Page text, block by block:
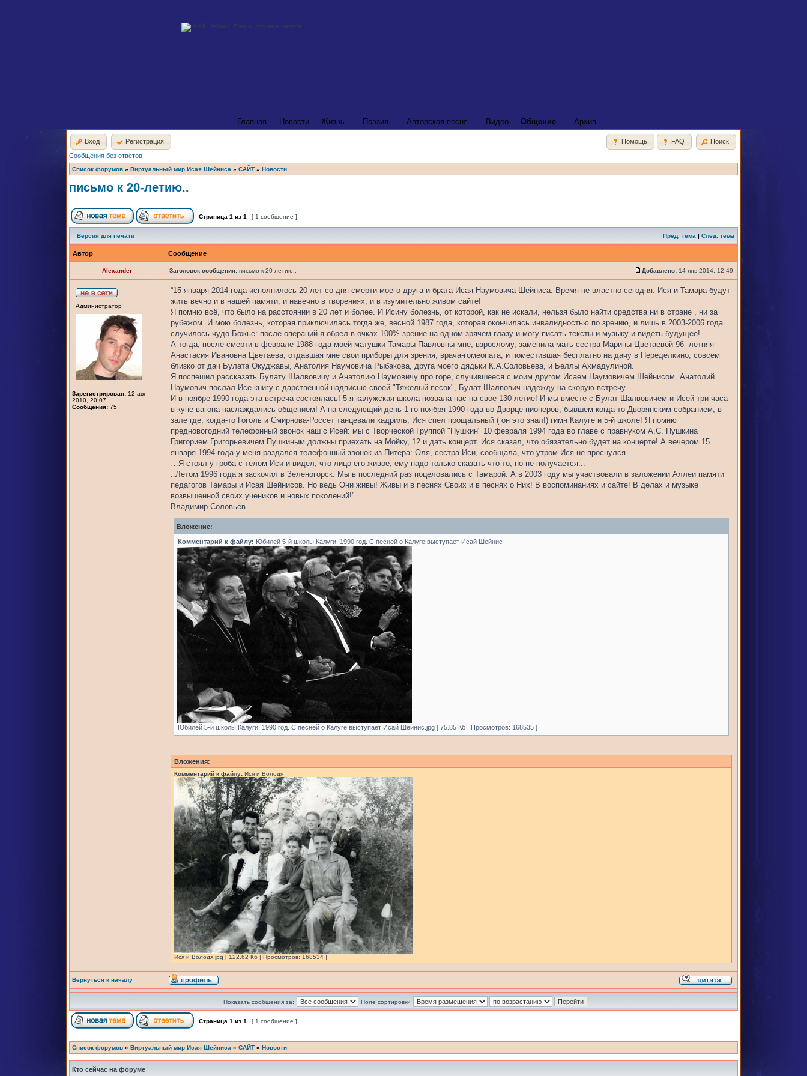
Главная Новости Жизнь Поэзия Авторская песня Видео Общение Архив
Вход Регистрация Помощь FAQ
Поиск
Сообщения без ответов
Список форумов » Виртуальный мир Исая Шейниса » САЙТ » Новости
письмо к 20-летию..
Страница 1 из 1 [ 1 сообщение ]
Версия для печати Пред. тема | След. тема
Автор Сообщение
Alexander Заголовок сообщения: письмо к 20-летию.. Добавлено: 14 янв 2014, 12:49
Администратор
Зарегистрирован: 12 авг
2010, 20:07
Сообщения: 75
“15 января 2014 года исполнилось 20 лет со дня смерти моего друга и брата Исая Наумовича Шейниса. Время не властно сегодня: Ися и Тамара будут
жить вечно и в нашей памяти, и навечно в творениях, и в изумительно живом сайте!
Я помню всё, что было на расстоянии в 20 лет и более. И Исину болезнь, от которой, как не искали, нельзя было найти средства ни в стране , ни за
рубежом. И мою болезнь, которая приключилась тогда же, весной 1987 года, которая окончилась инвалидностью по зрению, и лишь в 2003-2006 года
случилось чудо Божье: после операций я обрел в очках 100% зрение на одном зрячем глазу и могу писать тексты и музыку и видеть будущее!
А тогда, после смерти в феврале 1988 года моей матушки Тамары Павловны мне, взрослому, заменила мать сестра Марины Цветаевой 96 -летняя
Анастасия Ивановна Цветаева, отдавшая мне свои приборы для зрения, врача-гомеопата, и поместившая бесплатно на дачу в Переделкино, совсем
близко от дач Булата Окуджавы, Анатолия Наумовича Рыбакова, друга моего дядьки К.А.Соловьева, и Беллы Ахмадулиной.
Я поспешил рассказать Булату Шалвовичу и Анатолию Наумовичу про горе, случившееся с моим другом Исаем Наумовичем Шейнисом. Анатолий
Наумович послал Исе книгу с дарственной надписью своей "Тяжелый песок", Булат Шалвович надежду на скорую встречу.
И в ноябре 1990 года эта встреча состоялась! 5-я калужская школа позвала нас на свое 130-летие! И мы вместе с Булат Шалвовичем и Исей три часа
в купе вагона наслаждались общением! А на следующий день 1-го ноября 1990 года во Дворце пионеров, бывшем когда-то Дворянским собранием, в
зале где, когда-то Гоголь и Смирнова-Россет танцевали кадриль, Ися спел прощальный ( он это знал!) гимн Калуге и 5-й школе! Я помню
предновогодний телефонный звонок наш с Исей: мы с Творческой Группой "Пушкин" 10 февраля 1994 года во главе с правнуком А.С. Пушкина
Григорием Григорьевичем Пушкиным должны приехать на Мойку, 12 и дать концерт. Ися сказал, что обязательно будет на концерте! А вечером 15
января 1994 года у меня раздался телефонный звонок из Питера: Оля, сестра Иси, сообщала, что утром Ися не проснулся..
…Я стоял у гроба с телом Иси и видел, что лицо его живое, ему надо только сказать что-то, но не получается...
..Летом 1996 года я заскочил в Зеленогорск. Мы в последний раз поцеловались с Тамарой. А в 2003 году мы участвовали в заложении Аллеи памяти
педагогов Тамары и Исая Шейнисов. Но ведь Они живы! Живы и в песнях Своих и в песнях о Них! В воспоминаниях и сайте! В делах и музыке
возвышенной своих учеников и новых поколений!”
Владимир Соловьёв
Вложение:
Комментарий к файлу: Юбилей 5-й школы Калуги. 1990 год. С песней о Калуге выступает Исай Шейнис
Юбилей 5-й школы Калуги. 1990 год. С песней о Калуге выступает Исай Шейнис.jpg [ 75.85 Кб | Просмотров: 168535 ]
Вложения:
Комментарий к файлу: Ися и Володя
Ися и Володя.jpg [ 122.62 Кб | Просмотров: 168534 ]
Вернуться к началу
Показать сообщения за: Поле сортировки
Страница 1 из 1 [ 1 сообщение ]
Список форумов » Виртуальный мир Исая Шейниса » САЙТ » Новости
Кто сейчас на форуме